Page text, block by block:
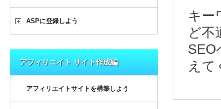
キー
ど不
SEO
えて
ASPに登録しよう
アフィリエイト サイト作成編
アフィリエイトサイトを構築しよう